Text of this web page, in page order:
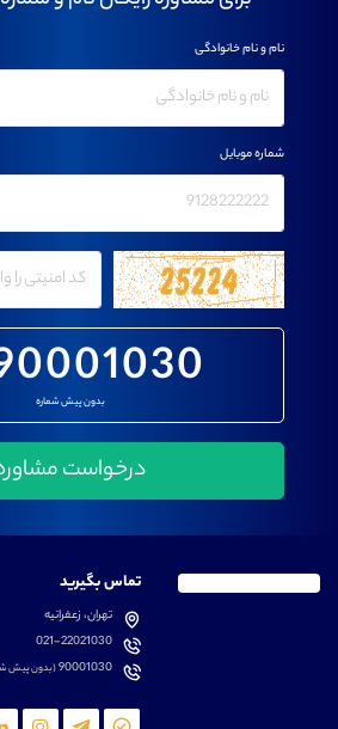
بدون پیش شماره
نام و نام خانوادگی
شماره موبایل
تماس بگیرید
تهران، زعفرانیه
021-22021030
90001030(بدون پیش